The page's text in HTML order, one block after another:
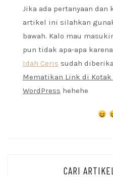
Jika ada pertanyaan dan
artikel ini silahkan
bawah. Kalo mau
pun tidak apa-apa
Idah Ceris sudah
Mematikan Link di
WordPress hehehe
CARI